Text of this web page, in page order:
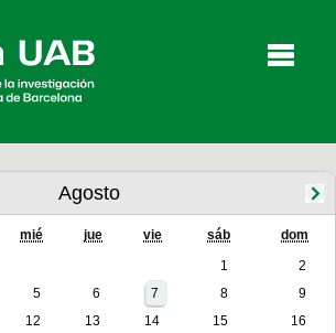
Entrevistas Vídeos
Agosto
mié jue vie sáb dom
1
2
5 6 7 8
9
12 13 14 15
16